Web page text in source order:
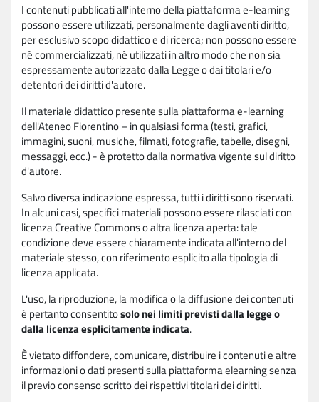
I contenuti pubblicati all'interno della piattaforma e-learning
possono essere utilizzati, personalmente dagli aventi diritto,
per esclusivo scopo didattico e di ricerca; non possono essere
né commercializzati, né utilizzati in altro modo che non sia
espressamente autorizzato dalla Legge o dai titolari e/o
detentori dei diritti d'autore.
Il materiale didattico presente sulla piattaforma e-learning
dell'Ateneo Fiorentino – in qualsiasi forma (testi, grafici,
immagini, suoni, musiche, filmati, fotografie, tabelle, disegni,
messaggi, ecc.) - è protetto dalla normativa vigente sul diritto
d'autore.
Salvo diversa indicazione espressa, tutti i diritti sono riservati.
In alcuni casi, specifici materiali possono essere rilasciati con
licenza Creative Commons o altra licenza aperta: tale
condizione deve essere chiaramente indicata all'interno del
materiale stesso, con riferimento esplicito alla tipologia di
licenza applicata.
L'uso, la riproduzione, la modifica o la diffusione dei contenuti
è pertanto consentitosolo nei limiti previsti dalla legge o
dalla licenza esplicitamente indicata.
È vietato diffondere, comunicare, distribuire i contenuti e altre
informazioni o dati presenti sulla piattaforma elearning senza
il previo consenso scritto dei rispettivi titolari dei diritti.